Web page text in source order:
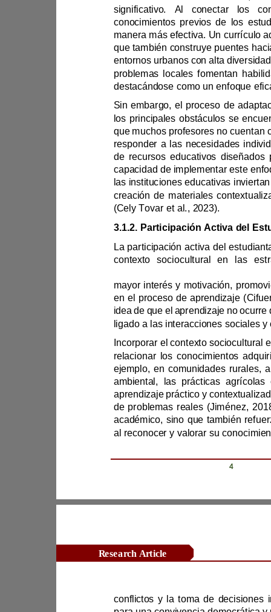
Revista Científica Zambos / Vol. 04
problemas locales fomenta
resp
las inst
( Cely Tovar
2023).
idea d
aprendizaje práctico y co
al reconocer y valorar su con
Research Article